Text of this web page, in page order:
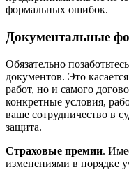
формальных ошибок.
Документальные
Обязательно
документов. Это
работ, но и самого
конкретные условия,
ваше сотрудничество в
защита.
Страховые премии.
изменениями в порядке